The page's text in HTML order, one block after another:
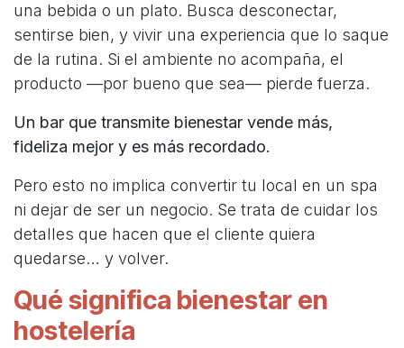
una bebida o un plato. Busca desconectar,
sentirse bien, y vivir una experiencia que lo saque
de la rutina. Si el ambiente no acompaña, el
producto —por bueno que sea— pierde fuerza.
Un bar que transmite bienestar vende más,
fideliza mejor y es más recordado.
Pero esto no implica convertir tu local en un spa
ni dejar de ser un negocio. Se trata de cuidar los
detalles que hacen que el cliente quiera
quedarse… y volver.
Qué significa bienestar en
hostelería